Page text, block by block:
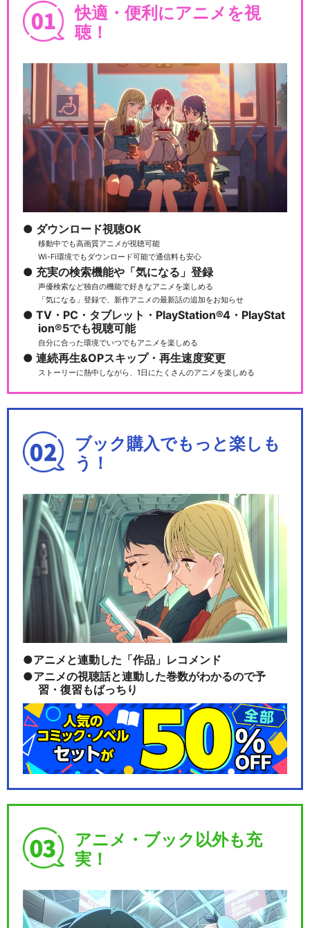
快適・便利にアニメを視
聴！
ダウンロード視聴OK
移動中でも高画質アニメが視聴可能
Wi-Fi環境でもダウンロード可能で通信料も安心
充実の検索機能や「気になる」登録
声優検索など独自の機能で好きなアニメを楽しめる
「気になる」登録で、新作アニメの最新話の追加をお知らせ
TV・PC・タブレット・PlayStation®4・PlayStat
ion®5でも視聴可能
自分に合った環境でいつでもアニメを楽しめる
連続再生&OPスキップ・再生速度変更
ストーリーに熱中しながら、1日にたくさんのアニメを楽しめる
ブック購入でもっと楽しも
う！
アニメと連動した「作品」レコメンド
アニメの視聴話と連動した巻数がわかるので予
習・復習もばっちり
アニメ・ブック以外も充
実！